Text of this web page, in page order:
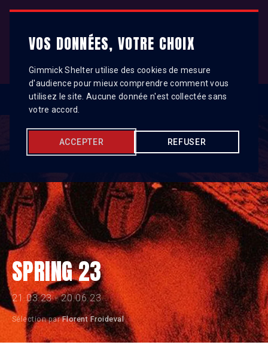
VOS DONNÉES, VOTRE CHOIX
Gimmick Shelter utilise des cookies de mesure
d'audience pour mieux comprendre comment vous
utilisez le site. Aucune donnée n'est collectée sans
votre accord.
ACCEPTER REFUSER
HOME
TELEGRAM
REVIEW
PLAYLIST
SPRING 23
21.03.23 - 20.06.23
Sélection parFlorent Froideval·